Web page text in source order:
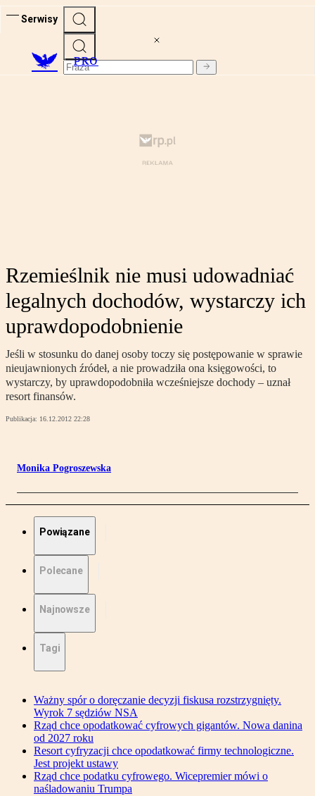
Serwisy
PRO
Rzemieślnik nie musi udowadniać
legalnych dochodów, wystarczy ich
uprawdopodobnienie
Jeśli w stosunku do danej osoby toczy się postępowanie w sprawie
nieujawnionych źródeł, a nie prowadziła ona księgowości, to
wystarczy, by uprawdopodobniła wcześniejsze dochody – uznał
resort finansów.
Publikacja: 16.12.2012 22:28
Monika Pogroszewska
Powiązane
Polecane
Najnowsze
Tagi
Ważny spór o doręczanie decyzji fiskusa rozstrzygnięty.
Wyrok 7 sędziów NSA
Rząd chce opodatkować cyfrowych gigantów. Nowa danina
od 2027 roku
Resort cyfryzacji chce opodatkować firmy technologiczne.
Jest projekt ustawy
Rząd chce podatku cyfrowego. Wicepremier mówi o
naśladowaniu Trumpa